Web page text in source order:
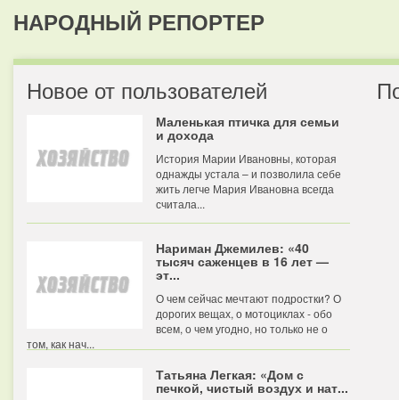
НАРОДНЫЙ РЕПОРТЕР
Новое от пользователей
Маленькая птичка для семьи
и дохода
История Марии Ивановны, которая
однажды устала – и позволила себе
жить легче Мария Ивановна всегда
считала...
Нариман Джемилев: «40
тысяч саженцев в 16 лет —
эт...
О чем сейчас мечтают подростки? О
дорогих вещах, о мотоциклах - обо
всем, о чем угодно, но только не о
том, как нач...
Татьяна Легкая: «Дом с
печкой, чистый воздух и нат...